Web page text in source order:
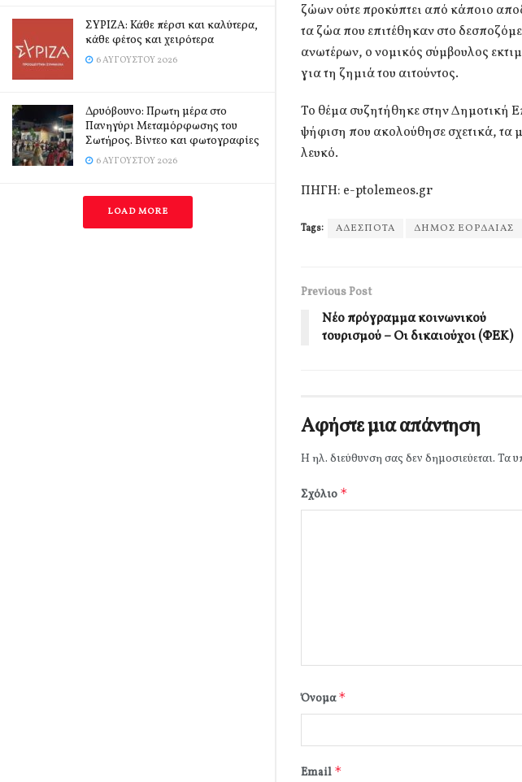
ΣΥΡΙΖΑ: Κάθε πέρσι και καλύτερα,
κάθε φέτος και χειρότερα
6 ΑΥΓΟΎΣΤΟΥ 2026
Δρυόβουνο: Πρωτη μέρα στο
Πανηγύρι Μεταμόρφωσης του
Σωτήρος. Βίντεο και φωτογραφίες
6 ΑΥΓΟΎΣΤΟΥ 2026
LOAD MORE
ζώων ούτε προκύπτει από κάποιο
τα ζώα που επιτέθηκαν στο
ανωτέρων, ο νομικός σύμβουλος
για τη ζημιά του αιτούντος.
Το θέμα συζητήθηκε στην Δημοτική
ψήφιση που ακολούθησε σχετικά, τα
λευκό.
ΠΗΓΗ: e-ptolemeos.gr
Tags: ΑΔΕΣΠΟΤΑ ΔΗΜΟΣ ΕΟΡΔΑΙΑΣ
Previous Post
Νέο πρόγραμμα κοινωνικού
τουρισμού – Οι δικαιούχοι (ΦΕΚ)
Αφήστε μια απάντηση
Η ηλ. διεύθυνση σας δεν δημοσιεύεται. Τα
Σχόλιο *
Όνομα*
Email *